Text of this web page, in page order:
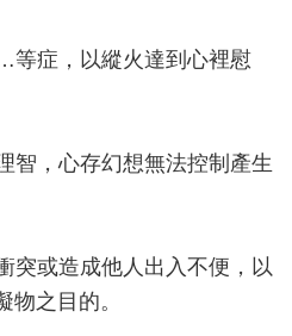
等症，以縱火達到心裡慰
智，心存幻想無法控制產生
突或造成他人出入不便，以
物之目的。